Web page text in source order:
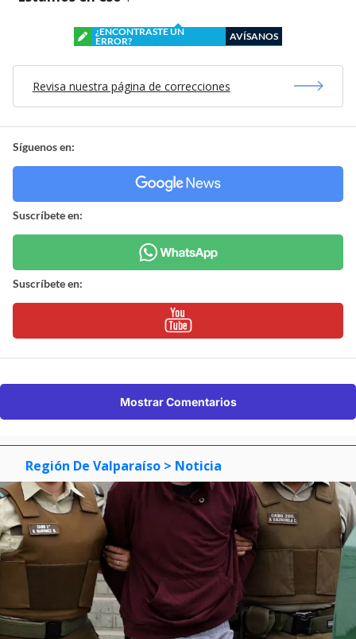
¿ENCONTRASTE UN
ERROR?
AVÍSANOS
Revisa nuestra página de correcciones
Síguenos en:
Suscríbete en:
Suscríbete en:
Mostrar Comentarios
Región De Valparaíso > Noticia